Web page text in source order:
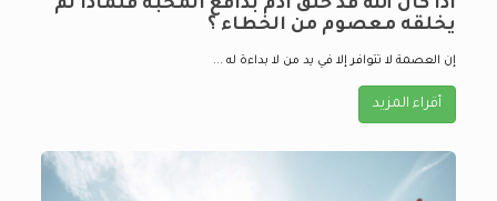
يخلقه معصوم من الخطاء ؟
إن العصمة لا تتوافر إلا في يد من لا بداءة له ...
أقراء المزيد